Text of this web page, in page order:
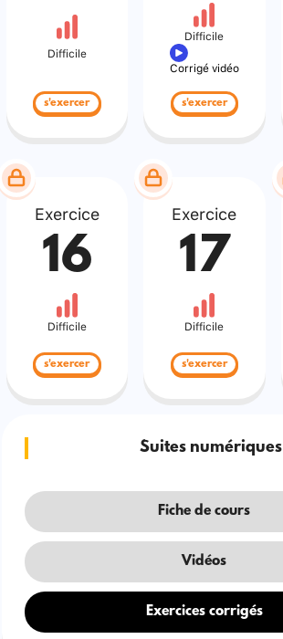
Difficile
s'exercer
Difficile
Corrigé vidéo
s'exercer
Exercice
16
Difficile
s'exercer
Exercice
17
Difficile
s'exercer
Suites numériques
Fiche de cours
Vidéos
Exercices corrigés